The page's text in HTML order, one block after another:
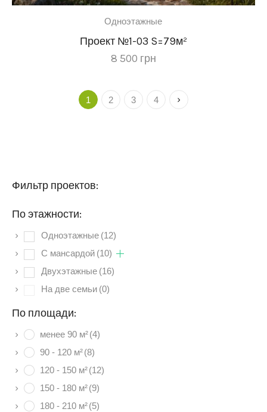
Одноэтажные
Проект №1-03 S=79м²
8 500 грн
1 2 3 4
Фильтр проектов:
По этажности:
Одноэтажные (12)
C мансардой (10)
Двухэтажные (16)
На две семьи (0)
По площади:
менее 90 м²(4)
90 - 120 м²(8)
120 - 150 м²(12)
150 - 180 м²(9)
180 - 210 м²(5)